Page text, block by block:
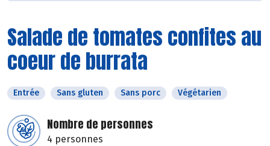
Salade de tomates confites au
coeur de burrata
Entrée Sans gluten Sans porc Végétarien
Nombre de personnes
4 personnes